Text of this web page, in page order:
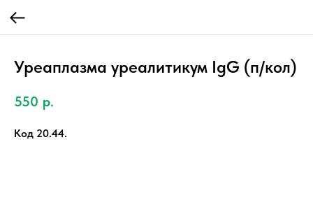
Уреаплазма уреалитикум IgG (п/кол)
550 р.
Код 20.44.